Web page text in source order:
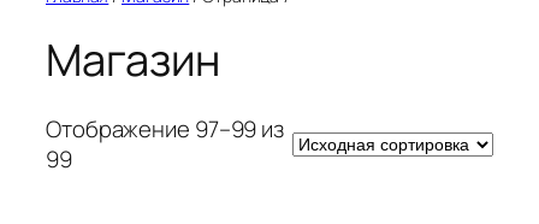
Магазин
Отображение 97–99 из
99